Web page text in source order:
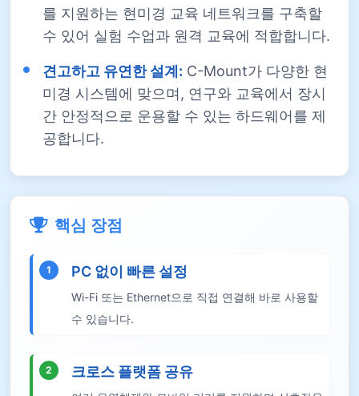
를 지원하는 현미경 교육 네트워크를 구축할
수 있어 실험 수업과 원격 교육에 적합합니다.
견고하고 유연한 설계: C-Mount가 다양한 현
미경 시스템에 맞으며, 연구와 교육에서 장시
간 안정적으로 운용할 수 있는 하드웨어를 제
공합니다.
핵심 장점
1 PC 없이 빠른 설정
Wi-Fi 또는 Ethernet으로 직접 연결해 바로 사용할
수 있습니다.
2 크로스 플랫폼 공유